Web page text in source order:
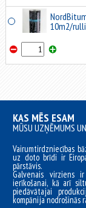
10m2/
KAS MĒS ESAM
MŪSU UZŅĒMUMS
Vairumtirdzniecības
uz doto brīdi ir
pārstāvis.
Galvenais virziens
ierīkošanai, kā arī
piedāvātajai
kompānija